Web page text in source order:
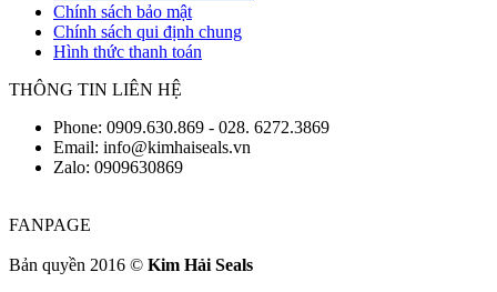
Chính sách bảo mật
Chính sách qui định chung
Hình thức thanh toán
THÔNG TIN LIÊN HỆ
Phone: 0909.630.869 - 028. 6272.3869
Email: info@kimhaiseals.vn
Zalo: 0909630869
FANPAGE
Bản quyền 2016 © Kim Hải Seals